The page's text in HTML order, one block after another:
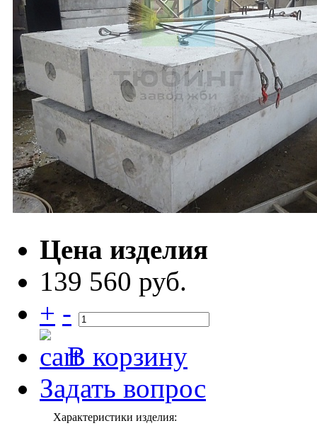
Цена изделия
139 560 руб.
+ -
В корзину
Задать вопрос
Характеристики изделия: